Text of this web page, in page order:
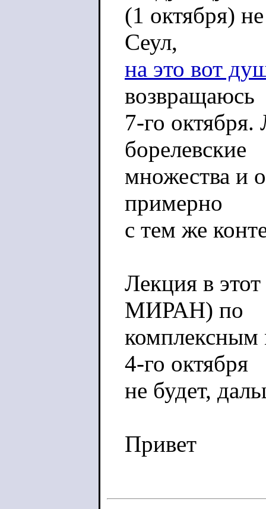
(1 октября)
Сеул,
на это вот
возвращаюсь
7-го октября.
борелевские
множества и
примерно
с тем же
Лекция в
МИРАН) по
комплексным
4-го октября
не будет,
Привет